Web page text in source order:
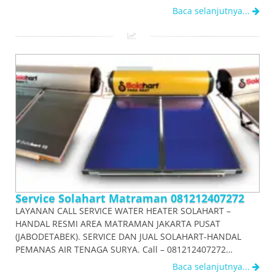
Baca selanjutnya...
Service Solahart Matraman 081212407272
LAYANAN CALL SERVICE WATER HEATER SOLAHART –
HANDAL RESMI AREA MATRAMAN JAKARTA PUSAT
(JABODETABEK). SERVICE DAN JUAL SOLAHART-HANDAL
PEMANAS AIR TENAGA SURYA. Call – 081212407272…
Baca selanjutnya...